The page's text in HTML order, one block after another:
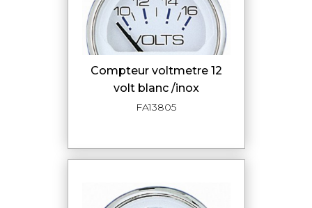
compteur voltmetre 12
volt blanc /inox
FA13805